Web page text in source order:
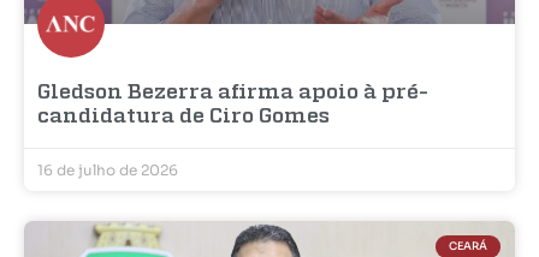
Gledson Bezerra afirma apoio à pré-
candidatura de Ciro Gomes
16 de julho de 2026
CEARÁ